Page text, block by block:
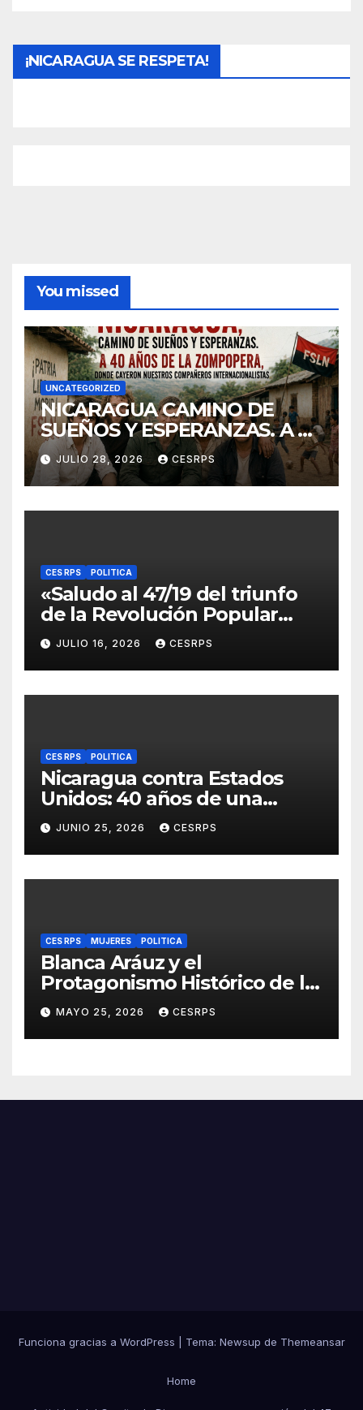
¡NICARAGUA SE RESPETA!
You missed
UNCATEGORIZED
NICARAGUA CAMINO DE
SUEÑOS Y ESPERANZAS. A 40
años de La Zompopera,
donde cayeron nuestros
compañeros
internacionalistas.
JULIO 28, 2026 CESRPS
CES RPS POLITICA
«Saludo al 47/19 del triunfo
de la Revolución Popular
Sandinista : Siempre + allá!»
JULIO 16, 2026 CESRPS
CES RPS POLITICA
Nicaragua contra Estados
Unidos: 40 años de una
sentencia histórica que sigue
esperando justicia
JUNIO 25, 2026 CESRPS
CES RPS MUJERES POLITICA
Blanca Aráuz y el
Protagonismo Histórico de la
Mujer Nicaragüense en la
Revolución Sandinista
MAYO 25, 2026 CESRPS
Funciona gracias a WordPress Tema: Newsup de Themeansar
Home